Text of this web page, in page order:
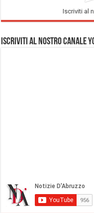
Iscriviti al
Iscriviti al nostro Canale